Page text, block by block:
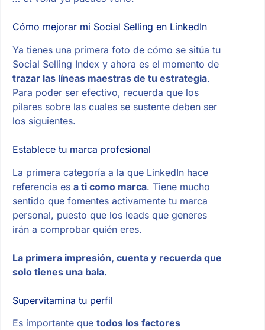
Cómo mejorar mi Social Selling en LinkedIn
Ya tienes una primera foto de cómo se sitúa tu
Social Selling Index y ahora es el momento de
trazar las líneas maestras de tu estrategia.
Para poder ser efectivo, recuerda que los
pilares sobre las cuales se sustente deben ser
los siguientes.
Establece tu marca profesional
La primera categoría a la que LinkedIn hace
referencia es a ti como marca. Tiene mucho
sentido que fomentes activamente tu marca
personal, puesto que los leads que generes
irán a comprobar quién eres.
La primera impresión, cuenta y recuerda que
solo tienes una bala.
Supervitamina tu perfil
Es importante que todos los factores